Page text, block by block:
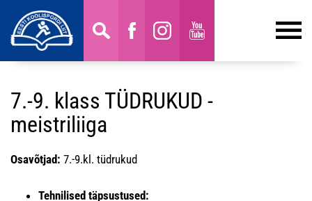
7.-9. klass TÜDRUKUD -
meistriliiga
Osavõtjad: 7.-9.kl. tüdrukud
Tehnilised täpsustused: